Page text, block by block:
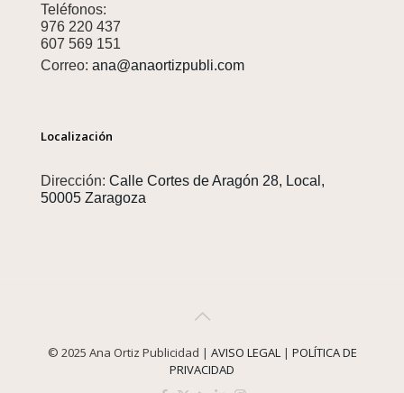
Teléfonos:
976 220 437
607 569 151
Correo: ana@anaortizpubli.com
Localización
Dirección: Calle Cortes de Aragón 28, Local,
50005 Zaragoza
© 2025 Ana Ortiz Publicidad | AVISO LEGAL | POLÍTICA DE
PRIVACIDAD